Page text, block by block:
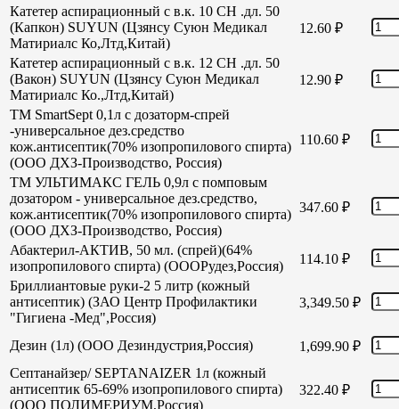
Катетер аспирационный с в.к. 10 СН .дл. 50
(Капкон) SUYUN (Цзянсу Суюн Медикал
Матириалс Ко,Лтд,Китай)
12.60 ₽
Катетер аспирационный с в.к. 12 СН .дл. 50
(Вакон) SUYUN (Цзянсу Суюн Медикал
Матириалс Ко.,Лтд,Китай)
12.90 ₽
TM SmartSept 0,1л с дозаторм-спрей
-универсальное дез.средство
кож.антисептик(70% изопропилового спирта)
(ООО ДХЗ-Производство, Россия)
110.60 ₽
TM УЛЬТИМАКС ГЕЛЬ 0,9л с помповым
дозатором - универсальное дез.средство,
кож.антисептик(70% изопропилового спирта)
(ООО ДХЗ-Производство, Россия)
347.60 ₽
Абактерил-АКТИВ, 50 мл. (спрей)(64%
изопропилового спирта) (ОООРудез,Россия)
114.10 ₽
Бриллиантовые руки-2 5 литр (кожный
антисептик) (ЗАО Центр Профилактики
"Гигиена -Мед",Россия)
3,349.50 ₽
Дезин (1л) (ООО Дезиндустрия,Россия) 1,699.90 ₽
Септанайзер/ SEPTANAIZER 1л (кожный
антисептик 65-69% изопропилового спирта)
(ООО ПОЛИМЕРИУМ,Россия)
322.40 ₽